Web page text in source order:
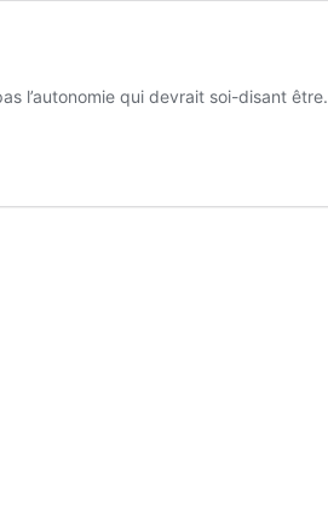
l’autonomie qui devrait soi-disant être.